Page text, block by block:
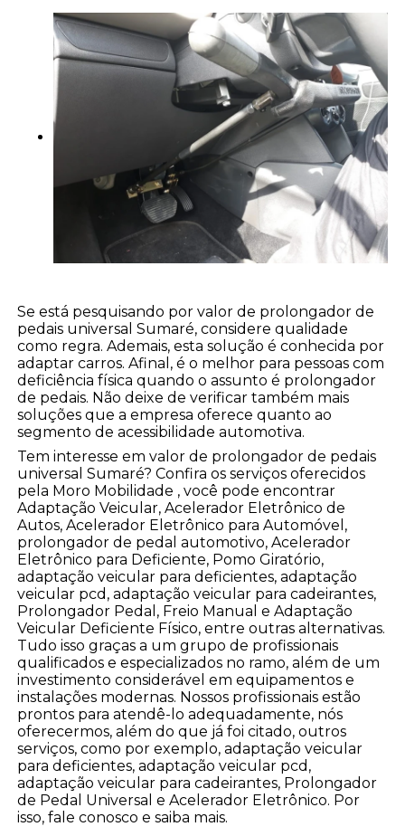
Se está pesquisando por valor de prolongador de
pedais universal Sumaré, considere qualidade
como regra. Ademais, esta solução é conhecida por
adaptar carros. Afinal, é o melhor para pessoas com
deficiência física quando o assunto é prolongador
de pedais. Não deixe de verificar também mais
soluções que a empresa oferece quanto ao
segmento de acessibilidade automotiva.
Tem interesse em valor de prolongador de pedais
universal Sumaré? Confira os serviços oferecidos
pela Moro Mobilidade , você pode encontrar
Adaptação Veicular, Acelerador Eletrônico de
Autos, Acelerador Eletrônico para Automóvel,
prolongador de pedal automotivo, Acelerador
Eletrônico para Deficiente, Pomo Giratório,
adaptação veicular para deficientes, adaptação
veicular pcd, adaptação veicular para cadeirantes,
Prolongador Pedal, Freio Manual e Adaptação
Veicular Deficiente Físico, entre outras alternativas.
Tudo isso graças a um grupo de profissionais
qualificados e especializados no ramo, além de um
investimento considerável em equipamentos e
instalações modernas. Nossos profissionais estão
prontos para atendê-lo adequadamente, nós
oferecermos, além do que já foi citado, outros
serviços, como por exemplo, adaptação veicular
para deficientes, adaptação veicular pcd,
adaptação veicular para cadeirantes, Prolongador
de Pedal Universal e Acelerador Eletrônico. Por
isso, fale conosco e saiba mais.